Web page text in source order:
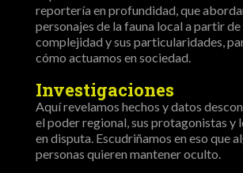
reportería en profundidad, que
personajes de la fauna local a partir de
complejidad y sus particularidades,
cómo actuamos en sociedad.
Investigaciones
Aquí revelamos hechos y datos
el poder regional, sus protagonistas y
en disputa. Escudriñamos en eso que
personas quieren mantener oculto.